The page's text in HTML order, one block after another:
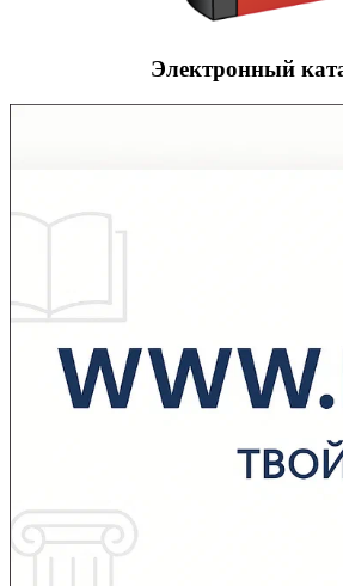
Электронный